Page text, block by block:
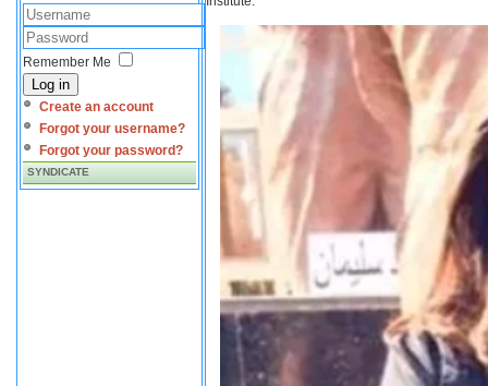
Remember Me
Log in
Create an account
Forgot your username?
Forgot your password?
SYNDICATE